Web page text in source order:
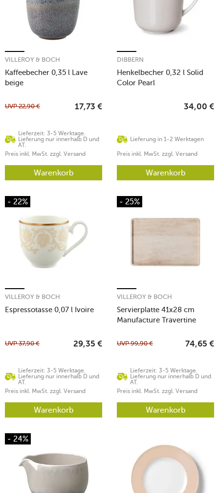
Kaffeebecher 0,35 l Lave
beige
VILLEROY & BOCH
Lieferzeit: 3-5 Werktage.
Lieferung nur innerhalb D und
AT.
UVP22,90 € 17,73 €
Preis inkl. MwSt. zzgl. Versand
Warenkorb
Henkelbecher 0,32 l Solid
Color Pearl
DIBBERN
Lieferung in 1-2 Werktagen
34,00 €
Preis inkl. MwSt. zzgl. Versand
Warenkorb
- 22%
Espressotasse 0,07 l Ivoire
VILLEROY & BOCH
Lieferzeit: 3-5 Werktage.
Lieferung nur innerhalb D und
AT.
UVP37,90 € 29,35 €
Preis inkl. MwSt. zzgl. Versand
Warenkorb
- 25%
Servierplatte 41x28 cm
Manufacture Travertine
VILLEROY & BOCH
Lieferzeit: 3-5 Werktage.
Lieferung nur innerhalb D und
AT.
UVP99,90 € 74,65 €
Preis inkl. MwSt. zzgl. Versand
Warenkorb
- 24%